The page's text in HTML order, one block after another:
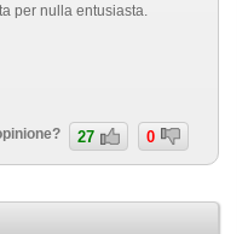
per nulla entusiasta.
27 0